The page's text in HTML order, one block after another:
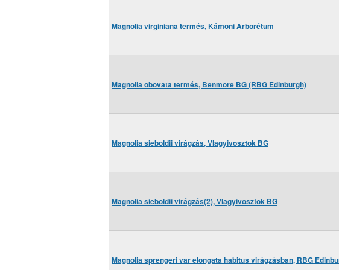
Magnolia virginiana termés, Kámoni Arborétum
Magnolia obovata termés, Benmore BG (RBG Edinburgh)
Magnolia sieboldii virágzás, Vlagyivosztok BG
Magnolia sieboldii virágzás(2), Vlagyivosztok BG
Magnolia sprengeri var elongata habitus virágzásban, RBG